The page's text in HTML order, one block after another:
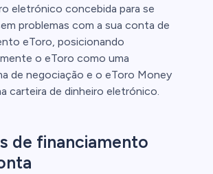
eletrónico concebida para se
problemas com a sua conta de
eToro, posicionando
o eToro como uma
de negociação e o eToro Money
carteira de dinheiro eletrónico.
de financiamento